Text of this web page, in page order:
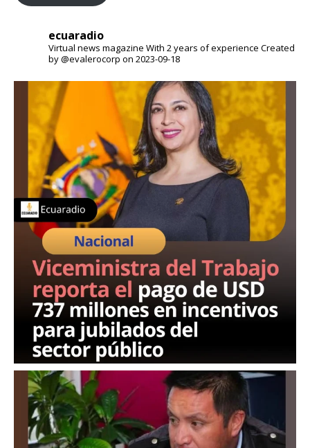
ecuaradio
Virtual news magazine With 2 years of experience Created
by @evalerocorp on 2023-09-18